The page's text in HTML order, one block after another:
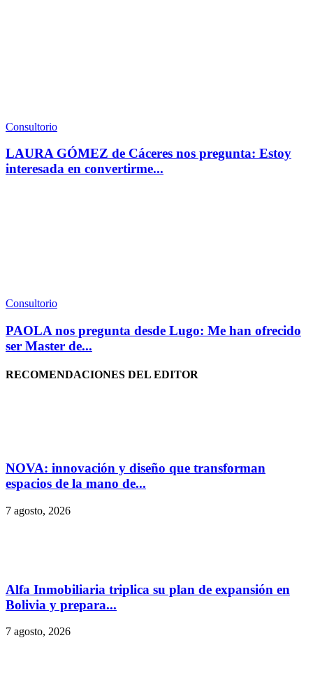
Consultorio
LAURA GÓMEZ de Cáceres nos pregunta: Estoy
interesada en convertirme...
Consultorio
PAOLA nos pregunta desde Lugo: Me han ofrecido
ser Master de...
RECOMENDACIONES DEL EDITOR
NOVA: innovación y diseño que transforman
espacios de la mano de...
7 agosto, 2026
Alfa Inmobiliaria triplica su plan de expansión en
Bolivia y prepara...
7 agosto, 2026